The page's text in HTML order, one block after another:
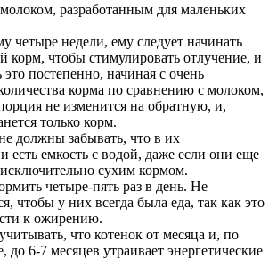
разработанным для маленьких
четыре недели, ему следует начинать
корм, чтобы стимулировать отлучение, и
это постепенно, начиная с очень
корма по сравнению с молоком,
не изменится на обратную, и,
только корм.
должны забывать, что в их
есть емкость с водой, даже если они еще
сухим кормом.
четыре-пять раз в день. Не
чтобы у них всегда была еда, так как это
к ожирению.
что котенок от месяца и, по
до 6-7 месяцев утраивает энергетические